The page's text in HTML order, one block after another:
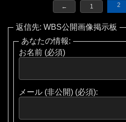
← 1 2
返信先: WBS公開画像掲示板
あなたの情報:
お名前 (必須)
メール (非公開) (必須):